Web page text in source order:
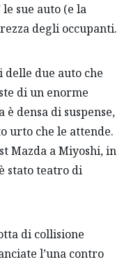
sue auto (e la
degli occupanti.
delle due auto che
di un enorme
densa di suspense,
urto che le attende.
Mazda a Miyoshi, in
stato teatro di
di collisione
l’una contro